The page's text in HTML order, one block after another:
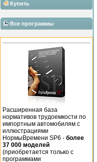
Купить
Все программы
Расширенная база
нормативов трудоемкости по
импортным автомобилям с
иллюстрациями
НормыВремени SP6 - более
37 000 моделей
(приобретается только с
программами